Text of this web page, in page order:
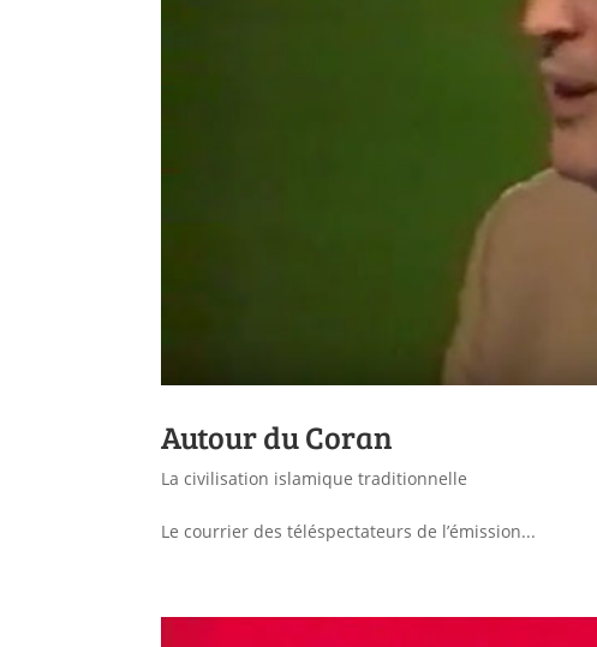
Autour du Coran
La civilisation islamique traditionnelle
Le courrier des téléspectateurs de l’émission...